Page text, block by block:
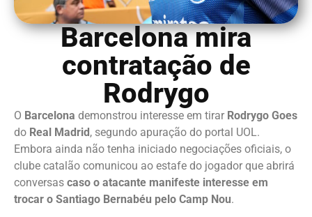
Barcelona mira
contratação de
Rodrygo
O Barcelona demonstrou interesse em tirar Rodrygo Goes
do Real Madrid, segundo apuração do portal UOL.
Embora ainda não tenha iniciado negociações oficiais, o
clube catalão comunicou ao estafe do jogador que abrirá
conversas caso o atacante manifeste interesse em
trocar o Santiago Bernabéu pelo Camp Nou.